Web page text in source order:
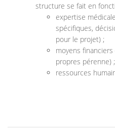
structure se fait en
expertise
spécifiques,
pour le projet) ;
moyens
propres pérenne) ;
ressources